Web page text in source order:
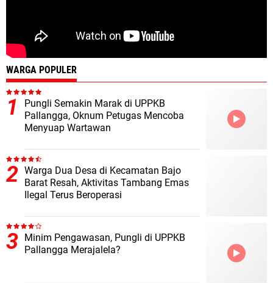
WARGA POPULER
Pungli Semakin Marak di UPPKB
Pallangga, Oknum Petugas Mencoba
Menyuap Wartawan
Warga Dua Desa di Kecamatan Bajo
Barat Resah, Aktivitas Tambang Emas
Ilegal Terus Beroperasi
Minim Pengawasan, Pungli di UPPKB
Pallangga Merajalela?